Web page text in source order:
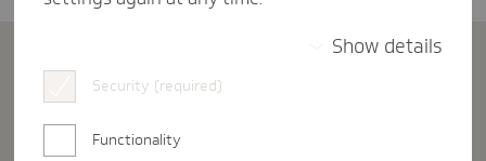
SV-Meldungen
Meldeverfahren: Was ist das und
wann brauche ich das überhaupt?
Show details
Security (required)
Functionality